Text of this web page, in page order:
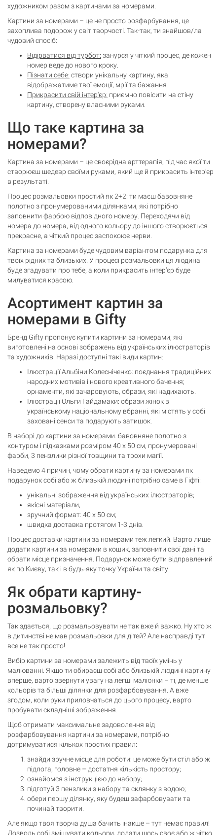
художником разом з картинами за номерами.
Картини за номерами – це не просто розфарбування, це
захоплива подорож у світ творчості. Так-так, ти знайшов/ла
чудовий спосіб:
Відірватися від турбот: занурся у чіткий процес, де кожен
номер веде до нового кроку.
Пізнати себе: створи унікальну картину, яка
відображатиме твої емоції, мрії та бажання.
Прикрасити свій інтер'єр: приємно повісити на стіну
картину, створену власними руками.
Що таке картина за
номерами?
Картина за номерами – це своєрідна арттерапія, під час якої ти
створюєш шедевр своїми руками, який ще й прикрасить інтер’єр
в результаті.
Процес розмальовки простий як 2+2: ти маєш бавовняне
полотно з пронумерованими ділянками, які потрібно
заповнити фарбою відповідного номеру. Переходячи від
номера до номера, від одного кольору до іншого створюється
прекрасне, а чіткий процес заспокоює нерви.
Картина за номерами буде чудовим варіантом подарунка для
твоїх рідних та близьких. У процесі розмальовки ця людина
буде згадувати про тебе, а коли прикрасить інтер’єр буде
милуватися красою.
Асортимент картин за
номерами в Gifty
Бренд Gifty пропонує купити картини за номерами, які
виготовлені на основі зображень від українських ілюстраторів
та художників. Наразі доступні такі види картин:
Ілюстрації Альбіни Колесніченко: поєднання традиційних
народних мотивів і нового креативного бачення;
орнаменти, які зачаровують, образи, які надихають.
Ілюстрації Ольги Гайдамаки: образи жінок в
українському національному вбранні, які містять у собі
заховані сенси та подарують затишок.
В наборі до картини за номерами: бавовняне полотно з
контуром і підказками розміром 40 х 50 см, пронумеровані
фарби, 3 пензлики різної товщини та трохи магії.
Наведемо 4 причин, чому обрати картину за номерами як
подарунок собі або ж близькій людині потрібно саме в Гіфті:
унікальні зображення від українських ілюстраторів;
якісні матеріали;
зручний формат: 40 х 50 см;
швидка доставка протягом 1-3 днів.
Процес доставки картини за номерами теж легкий. Варто лише
додати картини за номерами в кошик, заповнити свої дані та
обрати місце призначення. Подарунок може бути відправлений
як по Києву, так і в будь-яку точку України та світу.
Як обрати картину-
розмальовку?
Так здається, що розмальовувати не так вже й важко. Ну хто ж
в дитинстві не мав розмальовки для дітей? Але насправді тут
все не так просто!
Вибір картини за номерами залежить від твоїх умінь у
малюванні. Якщо ти обираєш собі або близькій людині картину
вперше, варто звернути увагу на легші малюнки – ті, де менше
кольорів та більші ділянки для розфарбовування. А вже
згодом, коли руки приловчаться до цього процесу, варто
пробувати складніші зображення.
Щоб отримати максимальне задоволення від
розфарбовування картини за номерами, потрібно
дотримуватися кількох простих правил:
знайди зручне місце для роботи: це може бути стіл або ж
підлога, головне – достатня кількість простору;
ознайомся з інструкцією до набору;
підготуй 3 пензлики з набору та склянку з водою;
обери першу ділянку, яку будеш зафарбовувати та
починай творити.
Але якщо твоя творча душа бачить інакше – тут немає правил!
Дозволь собі змішувати кольори, додати щось своє або ж чітко
Кошик0 товари
Кошик порожній